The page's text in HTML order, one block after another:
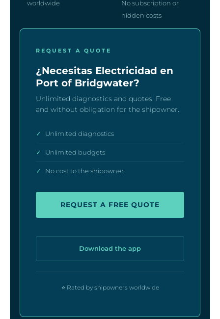
worldwide
No subscription or
hidden costs
REQUEST A QUOTE
¿Necesitas Electricidad en
Port of Bridgwater?
Unlimited diagnostics and quotes. Free
and without obligation for the shipowner.
✓ Unlimited diagnostics
✓ Unlimited budgets
✓ No cost to the shipowner
REQUEST A FREE QUOTE
Download the app
⭐ Rated by shipowners worldwide